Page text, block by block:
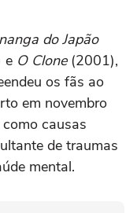
do Japão
e O Clone(2001),
os fãs ao
em novembro
causas
de traumas
mental.